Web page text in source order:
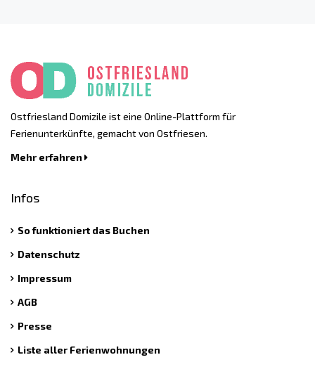
Ostfriesland Domizile ist eine Online-Plattform für
Ferienunterkünfte, gemacht von Ostfriesen.
Mehr erfahren
Infos
So funktioniert das Buchen
Datenschutz
Impressum
AGB
Presse
Liste aller Ferienwohnungen